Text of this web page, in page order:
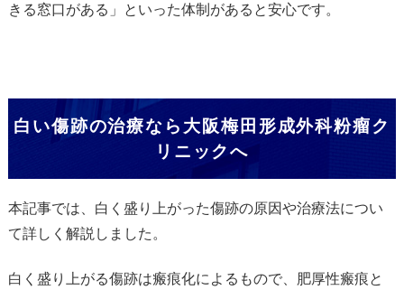
きる窓口がある」といった体制があると安心です。
白い傷跡の治療なら大阪梅田形成外科粉瘤ク
リニックへ
本記事では、白く盛り上がった傷跡の原因や治療法につい
て詳しく解説しました。
白く盛り上がる傷跡は瘢痕化によるもので、肥厚性瘢痕と